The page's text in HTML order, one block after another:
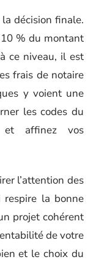
décision finale.
% du montant
ce niveau, il est
frais de notaire
y voient une
les codes du
affinez vos
l’attention des
respire la bonne
projet cohérent
de votre
et le choix du